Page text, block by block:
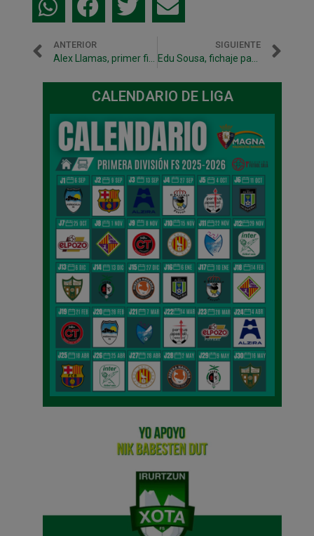
ANTERIOR
Alex Llamas, primer fichaje para la temporada 2017-2018
SIGUIENTE
Edu Sousa, fichaje para la portería
CALENDARIO DE LIGA